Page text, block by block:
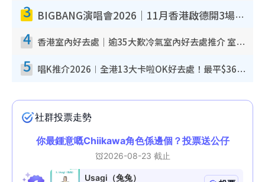
3 BIGBANG演唱會2026｜11月香港啟德開3場！實名制VIP申請、優先購票攻略
4 香港室內好去處｜逾35大歎冷氣室內好去處推介 室內活動免費避雨無懼落雨
5 唱K推介2026︱全港13大卡啦OK好去處！最平$36起 日文K都有！(附地址+收費詳情)